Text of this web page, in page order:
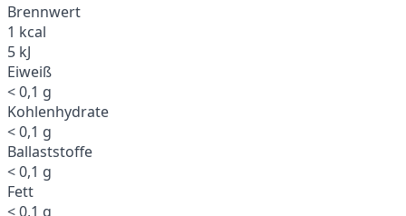
Brennwert
1 kcal
5 kJ
Eiweiß
< 0,1 g
Kohlenhydrate
< 0,1 g
Ballaststoffe
< 0,1 g
Fett
< 0,1 g